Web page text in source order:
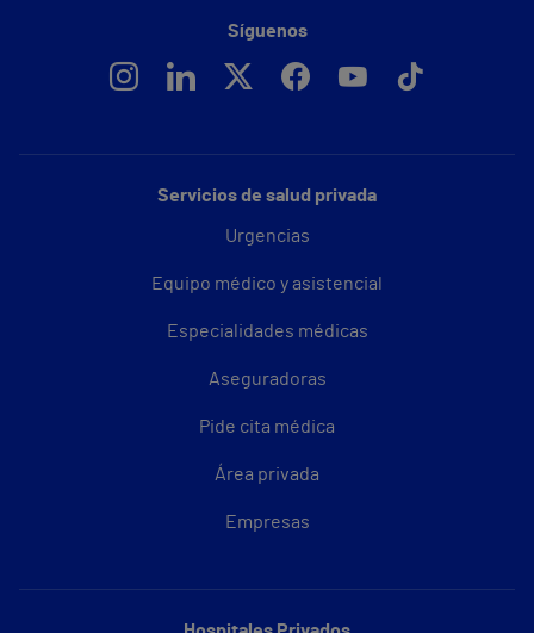
Servicios de salud privada
Urgencias
Equipo médico y asistencial
Especialidades médicas
Aseguradoras
Pide cita médica
Área privada
Empresas
Síguenos